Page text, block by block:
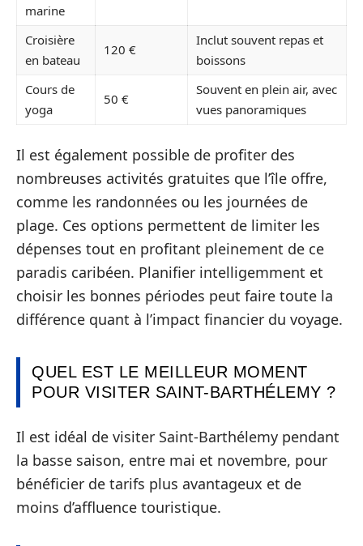
marine
Croisière
en bateau
120 €
Inclut souvent repas et
boissons
Cours de
yoga
50 €
Souvent en plein air, avec
vues panoramiques
Il est également possible de profiter des
nombreuses activités gratuites que l’île offre,
comme les randonnées ou les journées de
plage. Ces options permettent de limiter les
dépenses tout en profitant pleinement de ce
paradis caribéen. Planifier intelligemment et
choisir les bonnes périodes peut faire toute la
différence quant à l’impact financier du voyage.
QUEL EST LE MEILLEUR MOMENT
POUR VISITER SAINT-BARTHÉLEMY ?
Il est idéal de visiter Saint-Barthélemy pendant
la basse saison, entre mai et novembre, pour
bénéficier de tarifs plus avantageux et de
moins d’affluence touristique.